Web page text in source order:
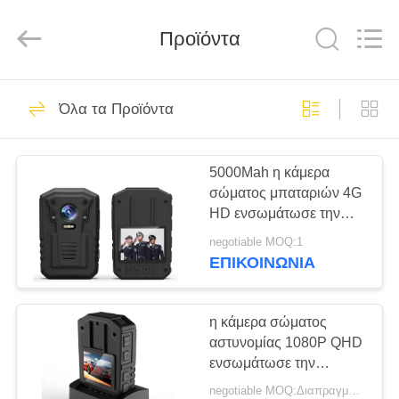
ΣΠΊΤΙ
ΠΡΟΪΌΝΤΑ
ΒΊΝΤΕΟ
ΕΚΠΟΜΠΉ
VR
ΣΧΕΤΙΚΆ
Ltd..
Φορεμένες
αστυνομία κάμερες
173
Κάμερες σώματος
αστυνομίας
117
Προϊόντα
Όλα τα Προϊόντα
5000Mah η κάμερα
σώματος μπαταριών 4G
HD ενσωμάτωσε την
τηλεοπτική ακουστική
εικόνα αρχείων 32GB
negotiable MOQ:1
ΕΠΙΚΟΙΝΩΝΊΑ
η κάμερα σώματος
αστυνομίας 1080P QHD
ενσωμάτωσε την
τηλεοπτική ακουστική
negotiable MOQ:Διαπραγματεύσιμος